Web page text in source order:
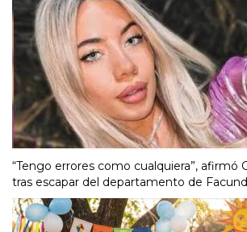
“Tengo errores como cualquiera”, afirmó
tras escapar del departamento de